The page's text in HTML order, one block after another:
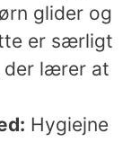
glider og
er særligt
der lærer at
Hygiejne